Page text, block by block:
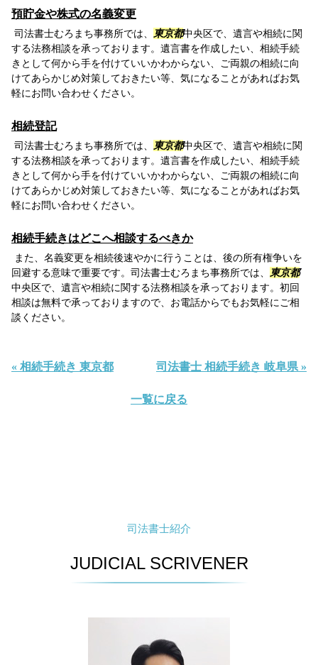
預貯金や株式の名義変更
司法書士むろまち事務所では、 東京都中央区で、遺言や相続に関
する法務相談を承っております。遺言書を作成したい、相続手続
きとして何から手を付けていいかわからない、ご両親の相続に向
けてあらかじめ対策しておきたい等、気になることがあればお気
軽にお問い合わせください。
相続登記
司法書士むろまち事務所では、 東京都中央区で、遺言や相続に関
する法務相談を承っております。遺言書を作成したい、相続手続
きとして何から手を付けていいかわからない、ご両親の相続に向
けてあらかじめ対策しておきたい等、気になることがあればお気
軽にお問い合わせください。
相続手続きはどこへ相談するべきか
また、名義変更を相続後速やかに行うことは、後の所有権争いを
回避する意味で重要です。司法書士むろまち事務所では、
東京都
中央区で、遺言や相続に関する法務相談を承っております。初回
相談は無料で承っておりますので、お電話からでもお気軽にご相
談ください。
« 相続手続き 東京都 司法書士 相続手続き 岐阜県 »
一覧に戻る
司法書士紹介
JUDICIAL SCRIVENER